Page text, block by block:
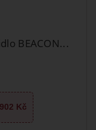
BEACON...
902 Kč